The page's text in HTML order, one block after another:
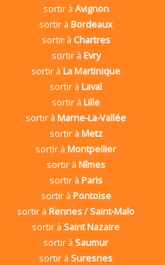
sortir à Avignon
sortir àBordeaux
sortir à Chartres
sortir à Evry
sortir àLa Martinique
sortir àLaval
sortir àLille
sortir àMarne-La-Vallée
sortir à Metz
sortir àMontpellier
sortir à Nîmes
sortir à Paris
sortir à Pontoise
sortir àRennes / Saint-Malo
sortir àSaint Nazaire
sortir àSaumur
sortir àSuresnes